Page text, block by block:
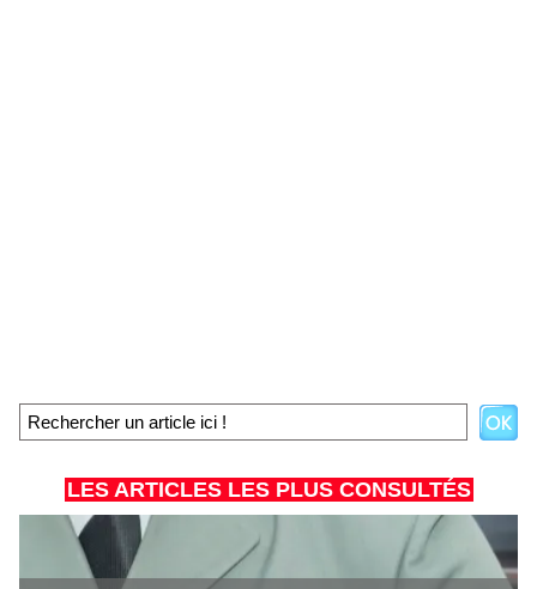
LES ARTICLES LES PLUS CONSULTÉS